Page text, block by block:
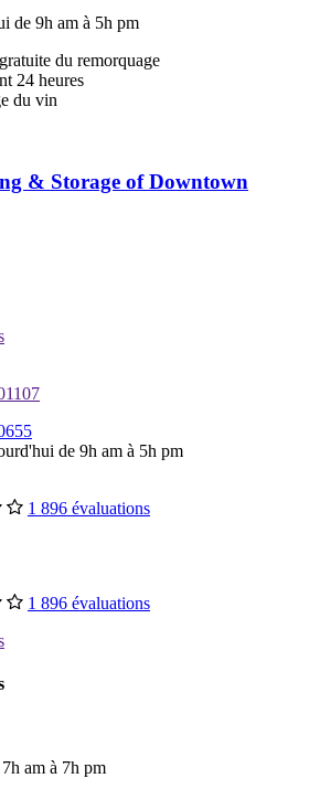
de 9h am à 5h pm
du remorquage
24 heures
du vin
& Storage of Downtown
de 9h am à 5h pm
1 896 évaluations
1 896 évaluations
am à 7h pm